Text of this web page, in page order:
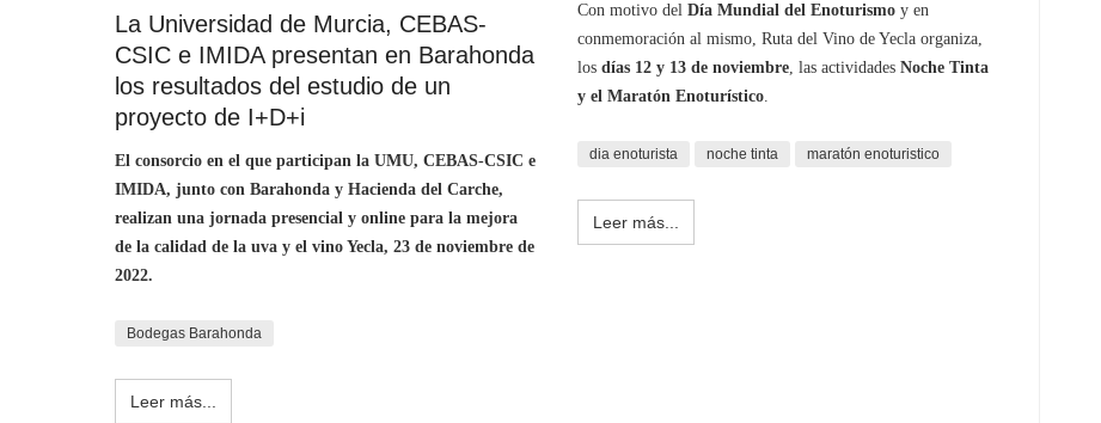
La Universidad de Murcia, CEBAS-
CSIC e IMIDA presentan en Barahonda
los resultados del estudio de un
proyecto de I+D+i
El consorcio en el que participan la UMU, CEBAS-CSIC e
IMIDA, junto con Barahonda y Hacienda del Carche,
realizan una jornada presencial y online para la mejora
de la calidad de la uva y el vino Yecla, 23 de noviembre de
2022.
Bodegas Barahonda
Leer más...
Con motivo del Día Mundial del Enoturismoy en
conmemoración al mismo, Ruta del Vino de Yecla organiza,
los días 12 y 13 de noviembre, las actividades Noche Tinta
y el Maratón Enoturístico.
dia enoturista noche tinta maratón enoturistico
Leer más...